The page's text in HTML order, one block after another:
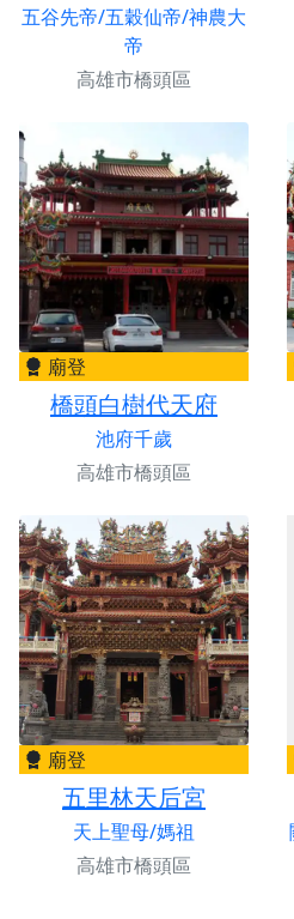
五谷先帝/五穀仙帝/神農大
帝
高雄市橋頭區
廟登
橋頭白樹代天府
池府千歲
高雄市橋頭區
廟登
五里林天后宮
天上聖母/媽祖
高雄市橋頭區